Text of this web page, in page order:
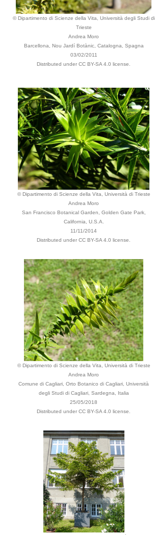
© Dipartimento di Scienze della Vita, Università degli Studi di
Trieste
Andrea Moro
Barcellona, Nou Jardí Botànic, Catalogna, Spagna
03/02/2011
Distributed under CC BY-SA 4.0 license.
© Dipartimento di Scienze della Vita, Università di Trieste
Andrea Moro
San Francisco Botanical Garden, Golden Gate Park,
California, U.S.A.
11/11/2014
Distributed under CC BY-SA 4.0 license.
© Dipartimento di Scienze della Vita, Università di Trieste
Andrea Moro
Comune di Cagliari, Orto Botanico di Cagliari, Università
degli Studi di Cagliari, Sardegna, Italia
25/05/2018
Distributed under CC BY-SA 4.0 license.